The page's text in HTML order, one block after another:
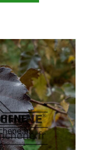
129,90 €
auf.
Die
Optionen
können
auf
der
Produktseite
gewählt